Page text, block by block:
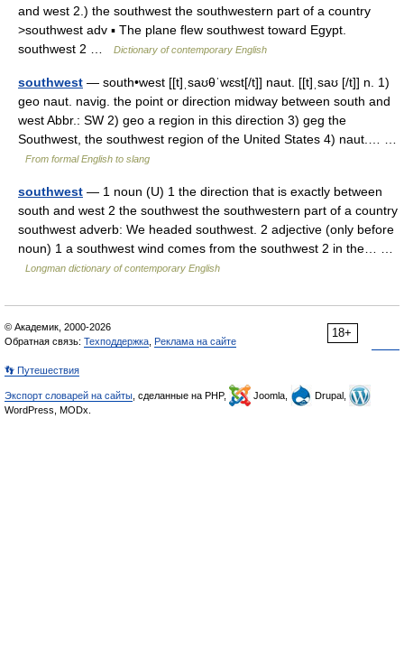
and west 2.) the southwest the southwestern part of a country
>southwest adv ▪ The plane flew southwest toward Egypt.
southwest 2 …
Dictionary of contemporary English
southwest — south•west [[t]ˌsaʊθˈwɛst[/t]] naut. [[t]ˌsaʊ [/t]] n. 1)
geo naut. navig. the point or direction midway between south and
west Abbr.: SW 2) geo a region in this direction 3) geg the
Southwest, the southwest region of the United States 4) naut.… …
From formal English to slang
southwest — 1 noun (U) 1 the direction that is exactly between
south and west 2 the southwest the southwestern part of a country
southwest adverb: We headed southwest. 2 adjective (only before
noun) 1 a southwest wind comes from the southwest 2 in the… …
Longman dictionary of contemporary English
18+
© Академик, 2000-2026
Обратная связь: Техподдержка Реклама на сайте
👣 Путешествия
Экспорт словарей на сайты , сделанные на PHP, Joomla,
Drupal,
WordPress, MODx.